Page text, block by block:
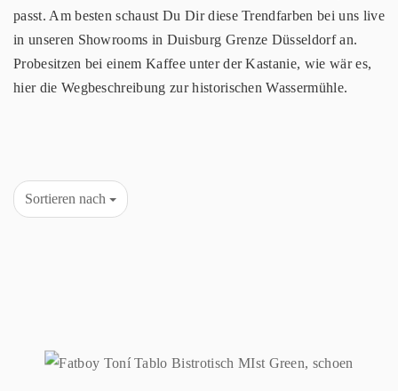
passt. Am besten schaust Du Dir diese Trendfarben bei uns live
in unseren Showrooms in Duisburg Grenze Düsseldorf an.
Probesitzen bei einem Kaffee unter der Kastanie, wie wär es,
hier die Wegbeschreibung zur historischen Wassermühle.
Sortieren nach